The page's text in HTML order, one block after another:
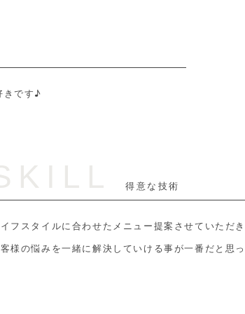
きです♪
得意な技術
フスタイルに合わせたメニュー提案させていただき
様の悩みを一緒に解決していける事が一番だと思っ